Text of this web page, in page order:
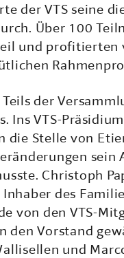
der VTS seine
Über 100
und profitierten
der
Ins VTS-
die Stelle von
sein
Christoph
des
von den VTS-
den Vorstand
und